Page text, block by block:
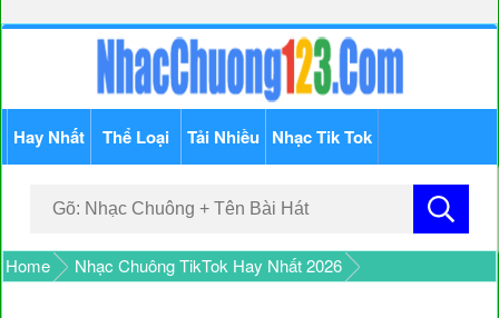
Hay Nhất Thể Loại Tải Nhiều Nhạc Tik Tok
Home Nhạc Chuông TikTok Hay Nhất 2026